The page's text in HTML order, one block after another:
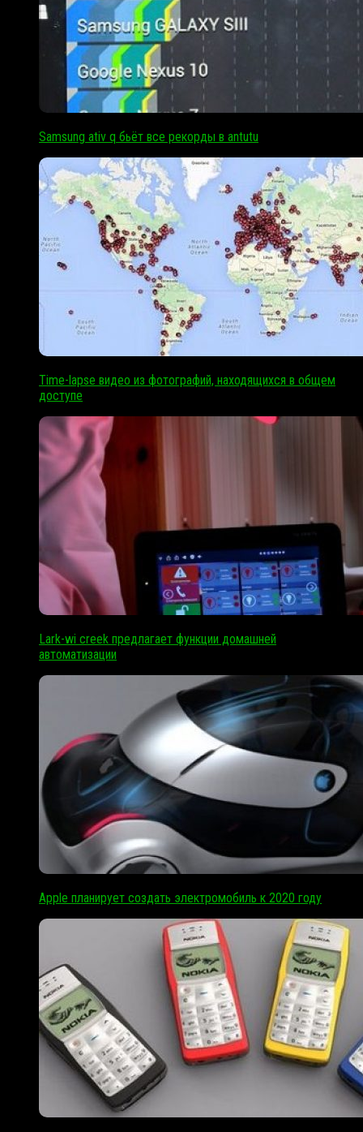
Samsung ativ q бьёт все рекорды в antutu
Time-lapse видео из фотографий, находящихся в общем
доступе
Lark-wi creek предлагает функции домашней
автоматизации
Apple планирует создать электромобиль к 2020 году